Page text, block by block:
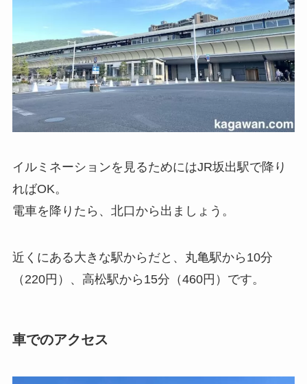
イルミネーションを見るためにはJR坂出駅で降り
ればOK。
電車を降りたら、北口から出ましょう。
近くにある大きな駅からだと、丸亀駅から10分
（220円）、高松駅から15分（460円）です。
車でのアクセス